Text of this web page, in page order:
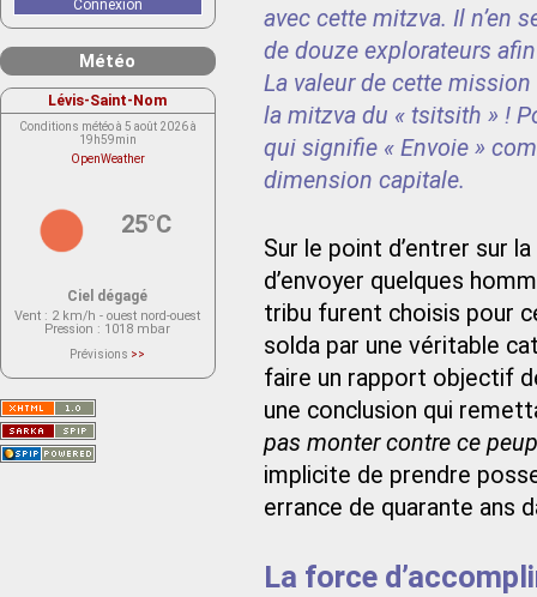
avec cette mitzva. Il n’en
de douze explorateurs
La valeur de cette mission
la mitzva du « tsitsith » !
qui signifie « Envoie »
dimension capitale.
Sur le point d’entrer sur
d’envoyer quelques
tribu furent choisis pour
solda par une véritable
faire un rapport objectif
une conclusion qui
pas monter contre ce
implicite de prendre
errance de quarante ans
La force
Connexion
Météo
Lévis-Saint-Nom
Conditions météo à 5 août 2026 à
19h59min
OpenWeather
25°C
Ciel dégagé
Vent : 2 km/h - ouest nord-ouest
Pression : 1018 mbar
Prévisions >>
actuellement aucune prévision
Saint-Nom.
Veuillez consulter le message du
service ci-dessous.
(401 - Invalid API key. Please see
https://openweathermap.org/faq#error401